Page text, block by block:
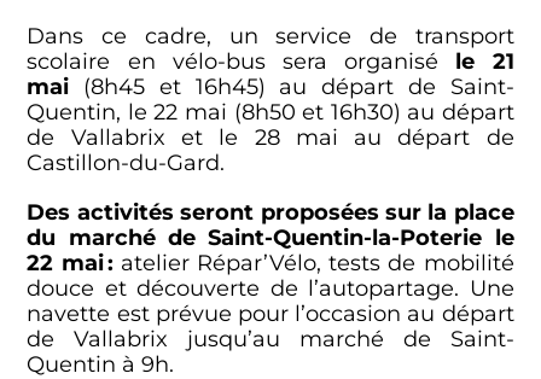
Dans ce cadre, un service de transport
scolaire en vélo-bus sera organisé le 21
mai (8h45 et 16h45) au départ de Saint-
Quentin, le 22 mai (8h50 et 16h30) au départ
de Vallabrix et le 28 mai au départ de
Castillon-du-Gard.
Des activités seront proposées sur la place
du marché de Saint-Quentin-la-Poterie le
22 mai: atelier Répar’Vélo, tests de mobilité
douce et découverte de l’autopartage. Une
navette est prévue pour l’occasion au départ
de Vallabrix jusqu’au marché de Saint-
Quentin à 9h.